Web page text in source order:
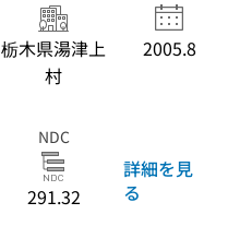
栃木県湯津上
村
2005.8
NDC
291.32
詳細を見
る